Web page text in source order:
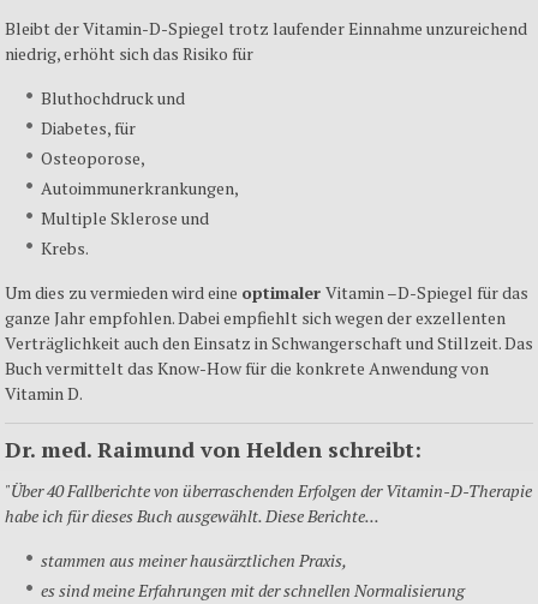
Bleibt der Vitamin-D-Spiegel trotz laufender Einnahme unzureichend
niedrig, erhöht sich das Risiko für
Bluthochdruck und
Diabetes, für
Osteoporose,
Autoimmunerkrankungen,
Multiple Sklerose und
Krebs.
Um dies zu vermieden wird eine optimaler Vitamin –D-Spiegel für das
ganze Jahr empfohlen. Dabei empfiehlt sich wegen der exzellenten
Verträglichkeit auch den Einsatz in Schwangerschaft und Stillzeit. Das
Buch vermittelt das Know-How für die konkrete Anwendung von
Vitamin D.
Dr. med. Raimund von Helden schreibt:
"Über 40 Fallberichte von überraschenden Erfolgen der Vitamin-D-Therapie
habe ich für dieses Buch ausgewählt. Diese Berichte...
stammen aus meiner hausärztlichen Praxis,
es sind meine Erfahrungen mit der schnellen Normalisierung